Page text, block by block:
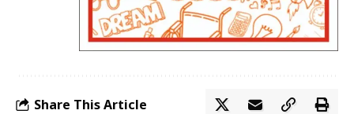
Share This Article